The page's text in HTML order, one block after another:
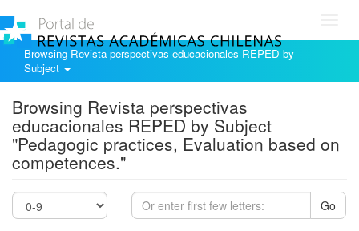
Browsing Revista perspectivas educacionales REPED by
Subject
Browsing Revista perspectivas
educacionales REPED by Subject
"Pedagogic practices, Evaluation based on
competences."
Go